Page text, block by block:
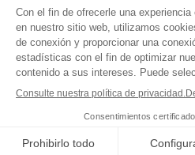
B12
Avisos legales
Política de datos personales
Política de cookies